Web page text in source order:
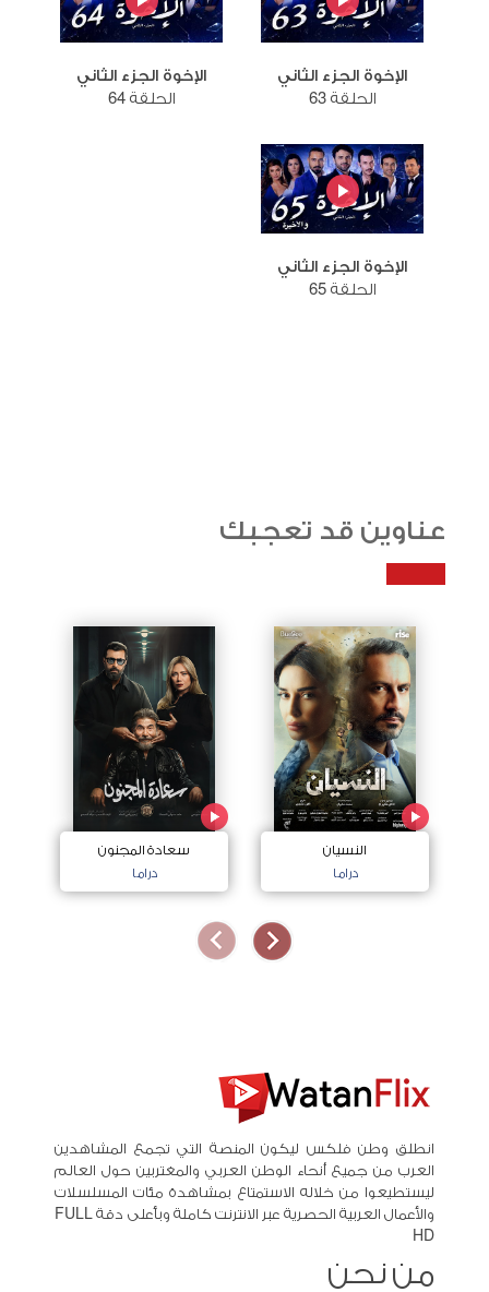
الإخوة الجزء الثاني
الحلقة 63
الإخوة الجزء الثاني
الحلقة 64
الإخوة الجزء الثاني
الحلقة 65
عناوين قد تعجبك
النسيان
دراما
سعادة المجنون
دراما
انطلق وطن فلكس ليكون المنصة التي تجمع المشاهدين
العرب من جميع أنحاء الوطن العربي والمغتربين حول العالم
ليستطيعوا من خلاله الاستمتاع بمشاهدة مئات المسلسلات
والأعمال العربية الحصرية عبر الانترنت كاملة وبأعلى دقة FULL
HD
من نحن